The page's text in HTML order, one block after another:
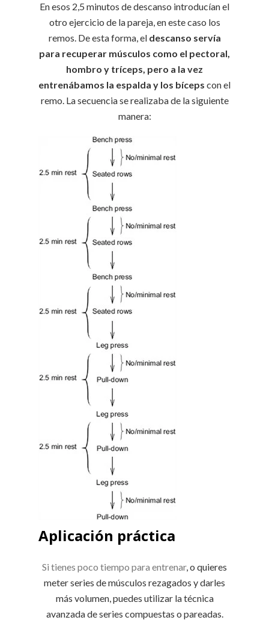
En esos 2,5 minutos de descanso introducían el
otro ejercicio de la pareja, en este caso los
remos. De esta forma, el descanso servía
para recuperar músculos como el pectoral,
hombro y tríceps, pero a la vez
entrenábamos la espalda y los bíceps con el
remo. La secuencia se realizaba de la siguiente
manera:
Aplicación práctica
Si tienes poco tiempo para entrenar, o quieres
meter series de músculos rezagados y darles
más volumen, puedes utilizar la técnica
avanzada de series compuestas o pareadas.